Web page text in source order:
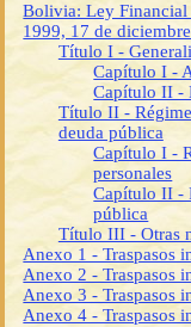
Bolivia: Ley Financial
1999, 17 de
Título I -
Capítulo I -
Capítulo II -
Título II -
deuda pública
Capítulo I -
personales
Capítulo II -
pública
Título III - Otras
Anexo 1 - Traspasos
Anexo 2 - Traspasos
Anexo 3 - Traspasos
Anexo 4 - Traspasos